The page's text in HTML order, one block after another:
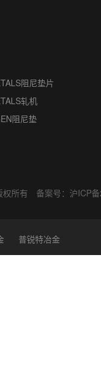
阻尼垫片
轧机
阻尼垫
权所有 备案号： 沪ICP
普锐特冶金